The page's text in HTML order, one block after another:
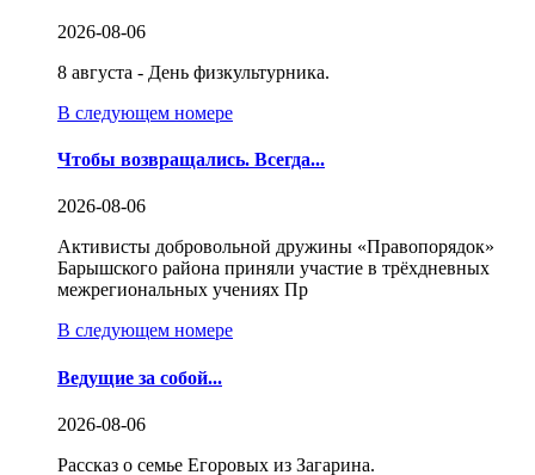
2026-08-06
8 августа - День физкультурника.
В следующем номере
Чтобы возвращались. Всегда...
2026-08-06
Активисты добровольной дружины «Правопорядок»
Барышского района приняли участие в трёхдневных
межрегиональных учениях Пр
В следующем номере
Ведущие за собой...
2026-08-06
Рассказ о семье Егоровых из Загарина.